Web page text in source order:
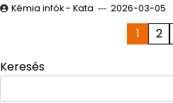
Kémia infók - Kata 2026-03-05
lapozása
1 2
Keresés